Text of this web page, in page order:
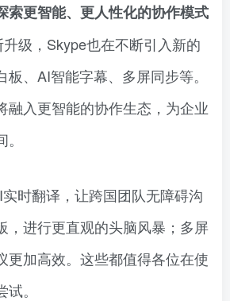
索更智能、更人性化的协作模式
级，Skype也在不断引入新的
、AI智能字幕、多屏同步等。
融入更智能的协作生态，为企业
时翻译，让跨国团队无障碍沟
，进行更直观的头脑风暴；多屏
更加高效。这些都值得各位在使
。